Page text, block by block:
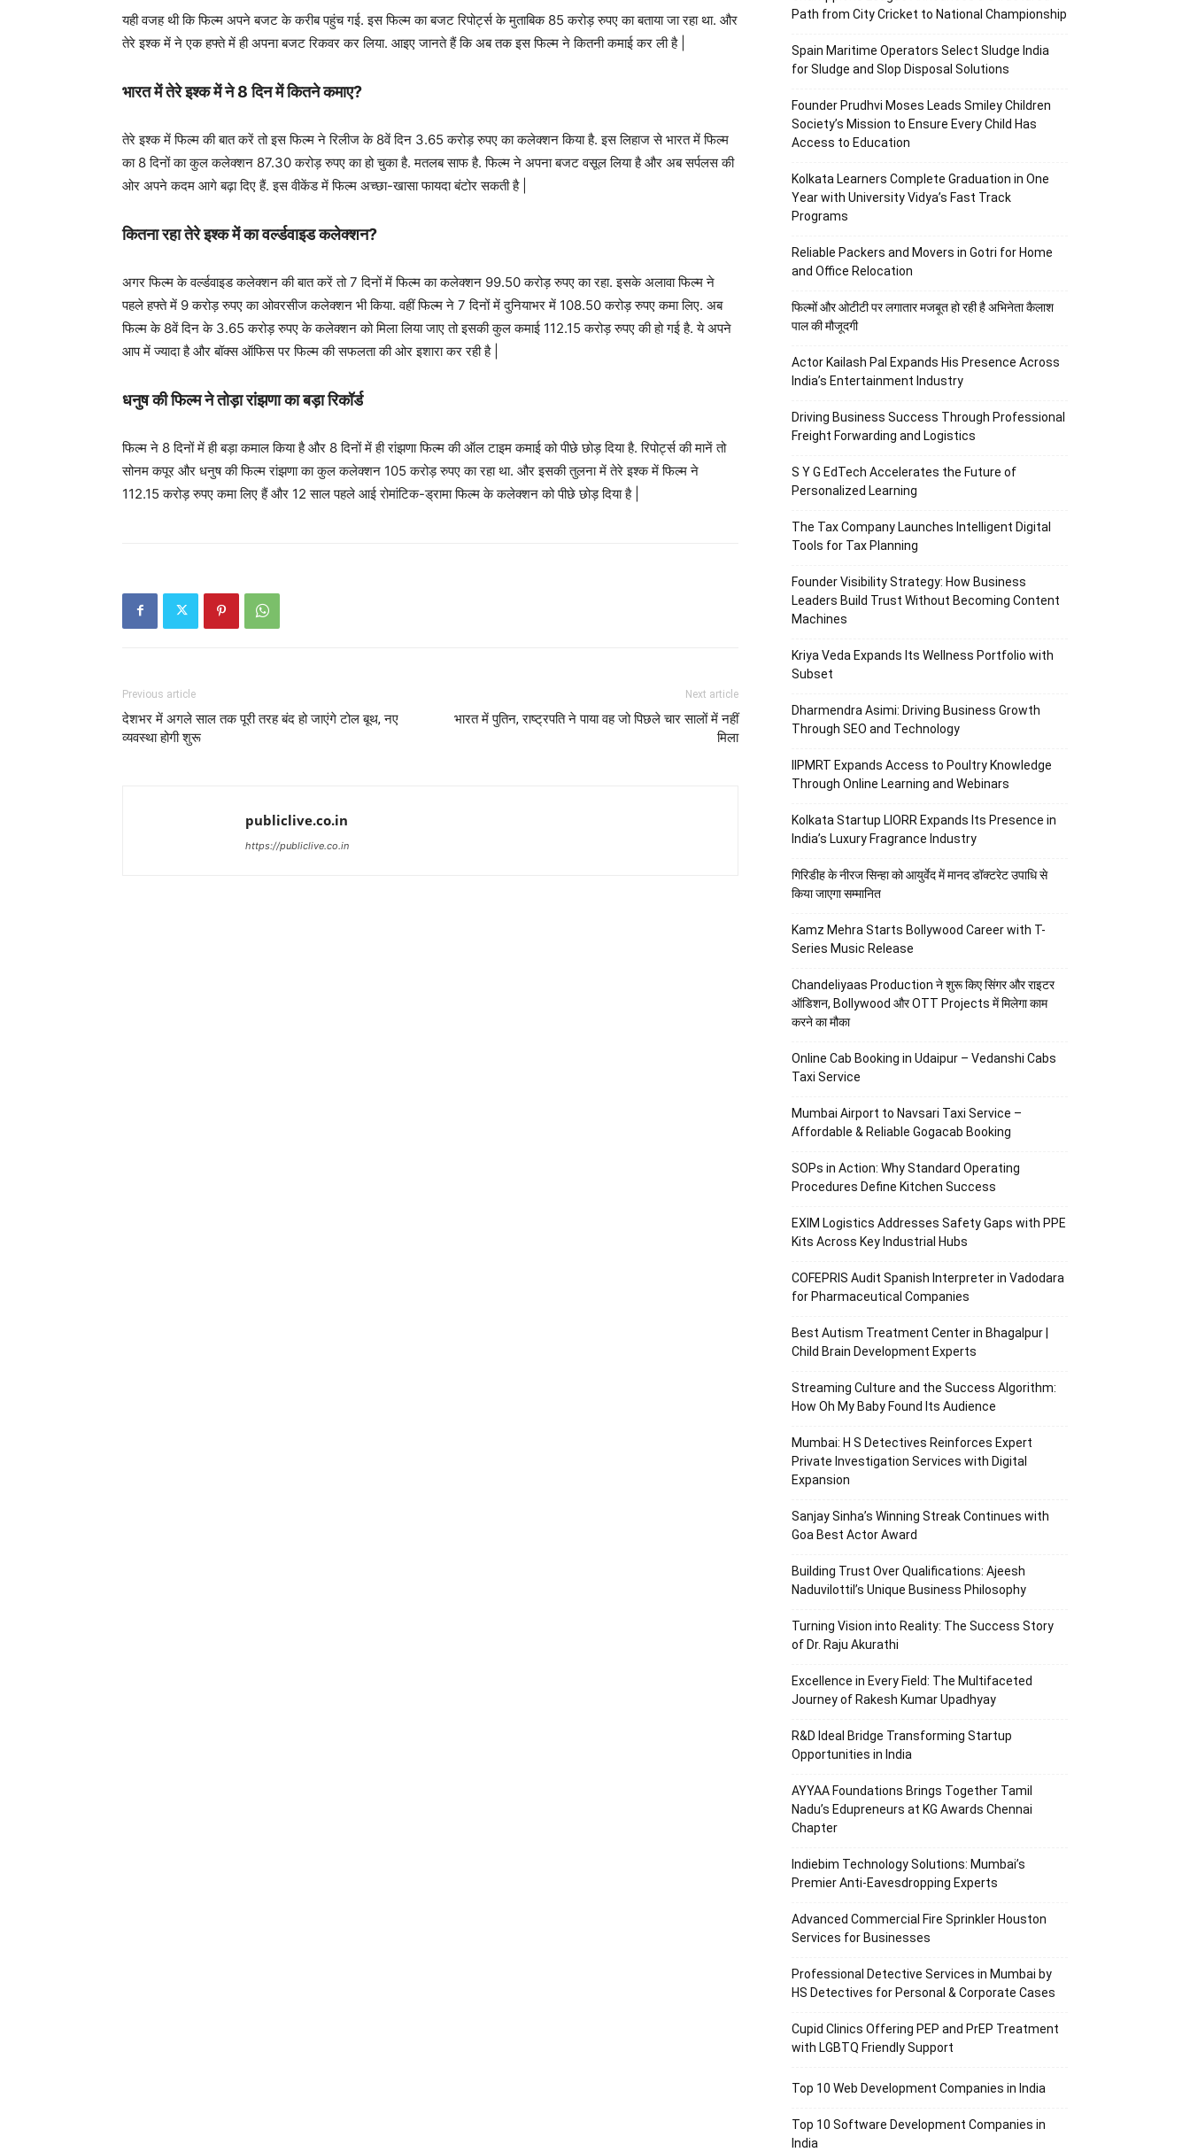
यही वजह थी कि फिल्म अपने बजट के करीब पहुंच गई. इस फिल्म का बजट रिपोर्ट्स के मुताबिक 85 करोड़ रुपए का बताया जा रहा था. और
तेरे इश्क में ने एक हफ्ते में ही अपना बजट रिकवर कर लिया. आइए जानते हैं कि अब तक इस फिल्म ने कितनी कमाई कर ली है |
भारत में तेरे इश्क में ने 8 दिन में कितने कमाए?
तेरे इश्क में फिल्म की बात करें तो इस फिल्म ने रिलीज के 8वें दिन 3.65 करोड़ रुपए का कलेक्शन किया है. इस लिहाज से भारत में फिल्म
का 8 दिनों का कुल कलेक्शन 87.30 करोड़ रुपए का हो चुका है. मतलब साफ है. फिल्म ने अपना बजट वसूल लिया है और अब सर्पलस की
ओर अपने कदम आगे बढ़ा दिए हैं. इस वीकेंड में फिल्म अच्छा-खासा फायदा बंटोर सकती है |
कितना रहा तेरे इश्क में का वर्ल्डवाइड कलेक्शन?
अगर फिल्म के वर्ल्डवाइड कलेक्शन की बात करें तो 7 दिनों में फिल्म का कलेक्शन 99.50 करोड़ रुपए का रहा. इसके अलावा फिल्म ने
पहले हफ्ते में 9 करोड़ रुपए का ओवरसीज कलेक्शन भी किया. वहीं फिल्म ने 7 दिनों में दुनियाभर में 108.50 करोड़ रुपए कमा लिए. अब
फिल्म के 8वें दिन के 3.65 करोड़ रुपए के कलेक्शन को मिला लिया जाए तो इसकी कुल कमाई 112.15 करोड़ रुपए की हो गई है. ये अपने
आप में ज्यादा है और बॉक्स ऑफिस पर फिल्म की सफलता की ओर इशारा कर रही है |
धनुष की फिल्म ने तोड़ा रांझणा का बड़ा रिकॉर्ड
फिल्म ने 8 दिनों में ही बड़ा कमाल किया है और 8 दिनों में ही रांझणा फिल्म की ऑल टाइम कमाई को पीछे छोड़ दिया है. रिपोर्ट्स की मानें तो
सोनम कपूर और धनुष की फिल्म रांझणा का कुल कलेक्शन 105 करोड़ रुपए का रहा था. और इसकी तुलना में तेरे इश्क में फिल्म ने
112.15 करोड़ रुपए कमा लिए हैं और 12 साल पहले आई रोमांटिक-ड्रामा फिल्म के कलेक्शन को पीछे छोड़ दिया है |
Previous article
देशभर में अगले साल तक पूरी तरह बंद हो जाएंगे टोल बूथ, नए
व्यवस्था होगी शुरू
Next article
भारत में पुतिन, राष्ट्रपति ने पाया वह जो पिछले चार सालों में नहीं
मिला
publiclive.co.in
https://publiclive.co.in
Path from City Cricket to National Championship
Spain Maritime Operators Select Sludge India
for Sludge and Slop Disposal Solutions
Founder Prudhvi Moses Leads Smiley Children
Society’s Mission to Ensure Every Child Has
Access to Education
Kolkata Learners Complete Graduation in One
Year with University Vidya’s Fast Track
Programs
Reliable Packers and Movers in Gotri for Home
and Office Relocation
फिल्मों और ओटीटी पर लगातार मजबूत हो रही है अभिनेता कैलाश
पाल की मौजूदगी
Actor Kailash Pal Expands His Presence Across
India’s Entertainment Industry
Driving Business Success Through Professional
Freight Forwarding and Logistics
S Y G EdTech Accelerates the Future of
Personalized Learning
The Tax Company Launches Intelligent Digital
Tools for Tax Planning
Founder Visibility Strategy: How Business
Leaders Build Trust Without Becoming Content
Machines
Kriya Veda Expands Its Wellness Portfolio with
Subset
Dharmendra Asimi: Driving Business Growth
Through SEO and Technology
IIPMRT Expands Access to Poultry Knowledge
Through Online Learning and Webinars
Kolkata Startup LIORR Expands Its Presence in
India’s Luxury Fragrance Industry
गिरिडीह के नीरज सिन्हा को आयुर्वेद में मानद डॉक्टरेट उपाधि से
किया जाएगा सम्मानित
Kamz Mehra Starts Bollywood Career with T-
Series Music Release
Chandeliyaas Production ने शुरू किए सिंगर और राइटर
ऑडिशन, Bollywood और OTT Projects में मिलेगा काम
करने का मौका
Online Cab Booking in Udaipur – Vedanshi Cabs
Taxi Service
Mumbai Airport to Navsari Taxi Service –
Affordable & Reliable Gogacab Booking
SOPs in Action: Why Standard Operating
Procedures Define Kitchen Success
EXIM Logistics Addresses Safety Gaps with PPE
Kits Across Key Industrial Hubs
COFEPRIS Audit Spanish Interpreter in Vadodara
for Pharmaceutical Companies
Best Autism Treatment Center in Bhagalpur |
Child Brain Development Experts
Streaming Culture and the Success Algorithm:
How Oh My Baby Found Its Audience
Mumbai: H S Detectives Reinforces Expert
Private Investigation Services with Digital
Expansion
Sanjay Sinha’s Winning Streak Continues with
Goa Best Actor Award
Building Trust Over Qualifications: Ajeesh
Naduvilottil’s Unique Business Philosophy
Turning Vision into Reality: The Success Story
of Dr. Raju Akurathi
Excellence in Every Field: The Multifaceted
Journey of Rakesh Kumar Upadhyay
R&D Ideal Bridge Transforming Startup
Opportunities in India
AYYAA Foundations Brings Together Tamil
Nadu’s Edupreneurs at KG Awards Chennai
Chapter
Indiebim Technology Solutions: Mumbai’s
Premier Anti-Eavesdropping Experts
Advanced Commercial Fire Sprinkler Houston
Services for Businesses
Professional Detective Services in Mumbai by
HS Detectives for Personal & Corporate Cases
Cupid Clinics Offering PEP and PrEP Treatment
with LGBTQ Friendly Support
Top 10 Web Development Companies in India
Top 10 Software Development Companies in
India